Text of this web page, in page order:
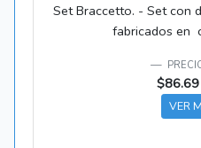
Set Braccetto. - Set con
fabricados en
$86.69
VER